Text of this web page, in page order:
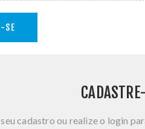
SE
seu cadastro ou realize o login